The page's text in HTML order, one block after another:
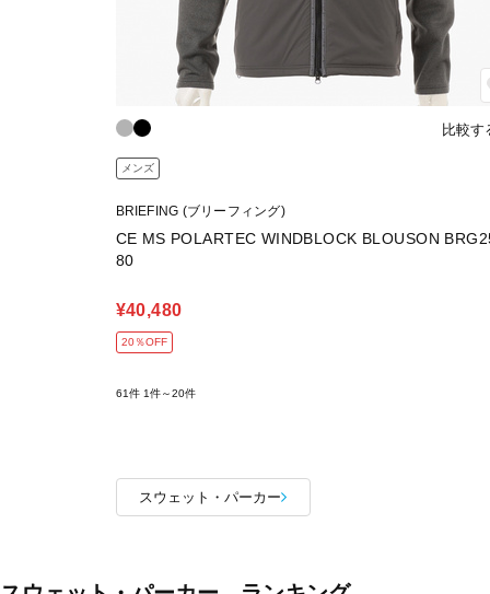
比較す
メンズ
BRIEFING (ブリーフィング)
CE MS POLARTEC WINDBLOCK BLOUSON
80
¥40,480
20％OFF
61件 1件～20件
スウェット・パーカー